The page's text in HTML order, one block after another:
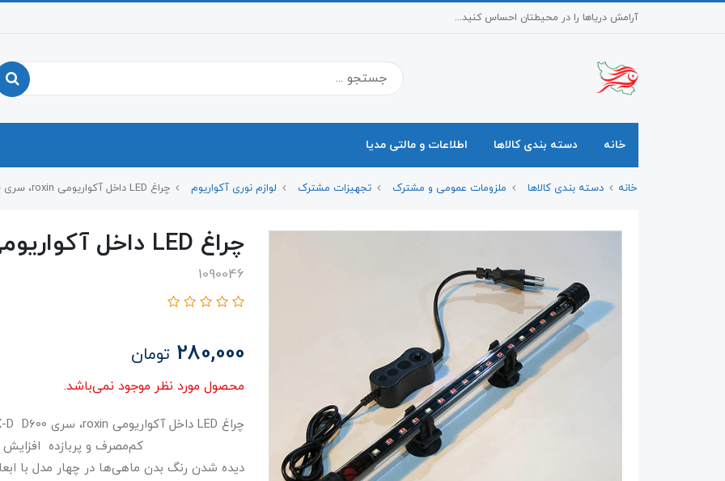
آرامش دریاها را در محیطتان احساس کنید...
خانه دسته بندی کالاها اطلاعات و مالتی مدیا
خانه دسته بندی کالاها ملزومات عمومی و مشترک تجهیزات مشترک لوازم نوری آکواریوم چراغ LED داخل آکواریومی roxin، سری RX-D D600
چراغ LED داخل آکواریومی roxin، سری RX-D D600
1090046
280,000 تومان
محصول مورد نظر موجود نمی‌باشد.
کم‌مصرف و پربازده افزایش‌ دهندۀ
دیده شدن رنگ بدن ماهی‌ها در چهار مدل با